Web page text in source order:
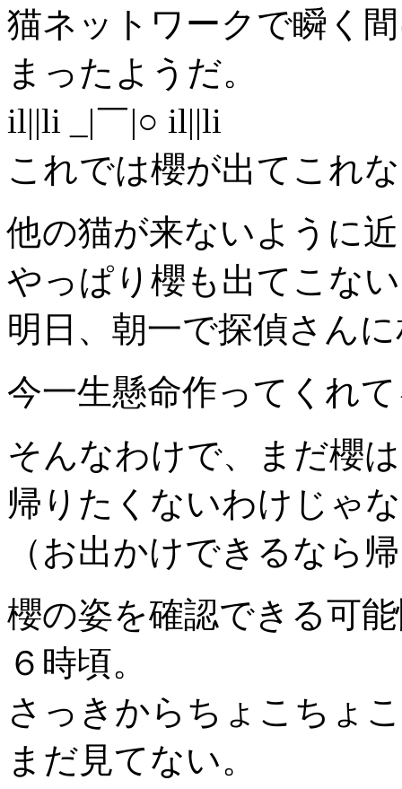
猫ネットワークで瞬く
まったようだ。
il||li _|￣|○ il||li
これでは櫻が出てこれ
他の猫が来ないように
やっぱり櫻も出てこな
明日、朝一で探偵さん
今一生懸命作ってくれ
そんなわけで、まだ櫻
帰りたくないわけじゃ
（お出かけできるなら
櫻の姿を確認できる可
６時頃。
さっきからちょこちょ
まだ見てない。